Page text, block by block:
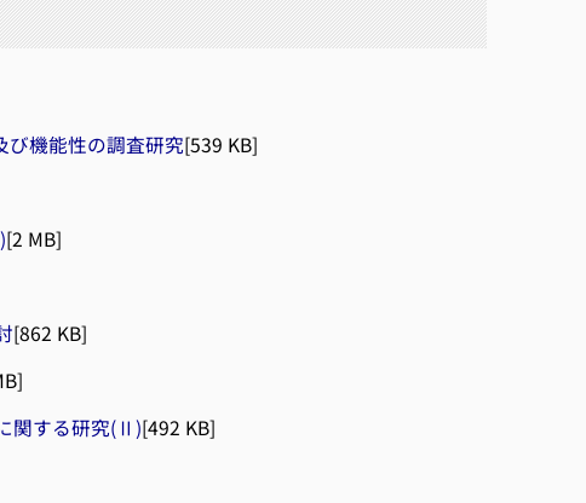
び機能性の調査研究[539 KB]
[2 MB]
[862 KB]
関する研究(Ⅱ)[492 KB]